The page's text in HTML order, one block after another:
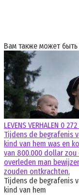
Вам также может быть
LEVENS VERHALEN 0
Tijdens de begrafenis
kind van hem was en
van 800.000 dollar
overleden man
zouden ontkrachten.
Tijdens de begrafenis
kind van hem